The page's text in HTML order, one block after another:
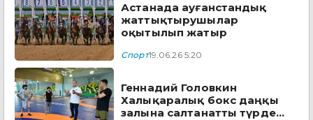
Астанада ауғанстандық
жаттықтырушылар
оқытылып жатыр
Спорт19.06.26 5:20
Геннадий Головкин
Халықаралық бокс даңқы
залына салтанатты түрде